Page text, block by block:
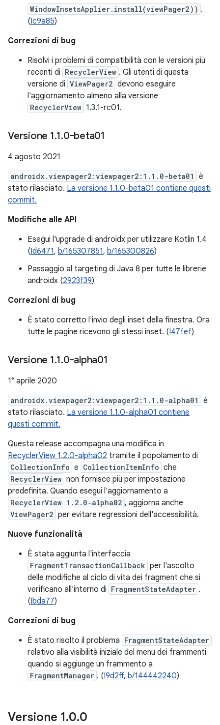
WindowInsetsApplier.install(viewPager2)) .
(Ic9a85)
Correzioni di bug
Risolvi i problemi di compatibilità con le versioni più
recenti di RecyclerView . Gli utenti di questa
versione di ViewPager2 devono eseguire
l'aggiornamento almeno alla versione
RecyclerView 1.3.1-rc01.
Versione 1.1.0-beta01
4 agosto 2021
androidx.viewpager2:viewpager2:1.1.0-beta01
è
stato rilasciato. La versione 1.1.0-beta01 contiene questi
commit.
Modifiche alle API
Esegui l'upgrade di androidx per utilizzare Kotlin 1.4
(Id6471, b/165307851, b/165300826)
Passaggio al targeting di Java 8 per tutte le librerie
androidx (2923f39)
Correzioni di bug
È stato corretto l'invio degli inset della finestra. Ora
tutte le pagine ricevono gli stessi inset. (I47fef)
Versione 1.1.0-alpha01
1° aprile 2020
androidx.viewpager2:viewpager2:1.1.0-alpha01
è
stato rilasciato. La versione 1.1.0-alpha01 contiene
questi commit.
Questa release accompagna una modifica in
RecyclerView 1.2.0-alpha02 tramite il popolamento di
CollectionInfo e CollectionItemInfo che
RecyclerView non fornisce più per impostazione
predefinita. Quando esegui l'aggiornamento a
RecyclerView 1.2.0-alpha02 , aggiorna anche
ViewPager2 per evitare regressioni dell'accessibilità.
Nuove funzionalità
È stata aggiunta l'interfaccia
FragmentTransactionCallback per l'ascolto
delle modifiche al ciclo di vita dei fragment che si
verificano all'interno di FragmentStateAdapter .
(Ibda77)
Correzioni di bug
È stato risolto il problema FragmentStateAdapter
relativo alla visibilità iniziale del menu dei frammenti
quando si aggiunge un frammento a
FragmentManager . (I9d2ff, b/144442240)
Versione 1.0.0